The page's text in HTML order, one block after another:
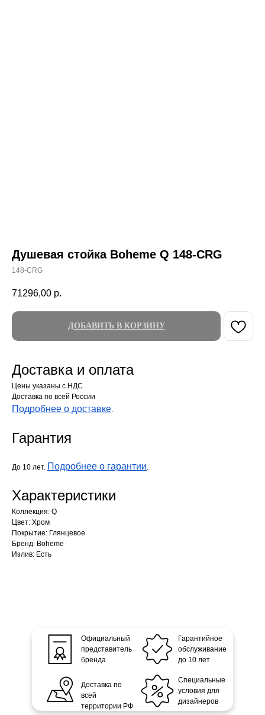
Душевая стойка Boheme Q 148-CRG
148-CRG
71296,00 р.
ДОБАВИТЬ В КОРЗИНУ
Доставка и оплата
Цены указаны с НДС
Доставка по всей России
Подробнее о доставке.
Гарантия
До 10 лет. Подробнее о гарантии.
Характеристики
Коллекция: Q
Цвет: Хром
Покрытие: Глянцевое
Бренд: Boheme
Излив: Есть
Официальный
представитель
бренда
Доставка по
всей
территории РФ
Гарантийное
обслуживание
до 10 лет
Специальные
условия для
дизайнеров